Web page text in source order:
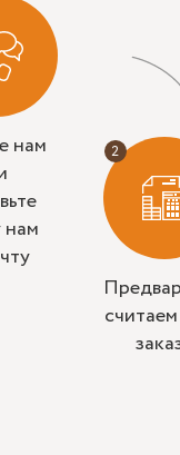
нам
нам